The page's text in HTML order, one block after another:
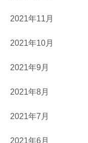
2021年11月
2021年10月
2021年9月
2021年8月
2021年7月
2021年6月